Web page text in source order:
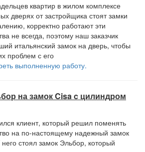
квартир в жилом комплексе
дверях от застройщика стоят замки
корректно работают эти
не всегда, поэтому наш заказчик
итальянский замок на дверь, чтобы
проблем с его
выполненную работу.
на замок Cisa c цилиндром
клиент, который решил поменять
на по-настоящему надежный замок
стоял замок Эльбор, который